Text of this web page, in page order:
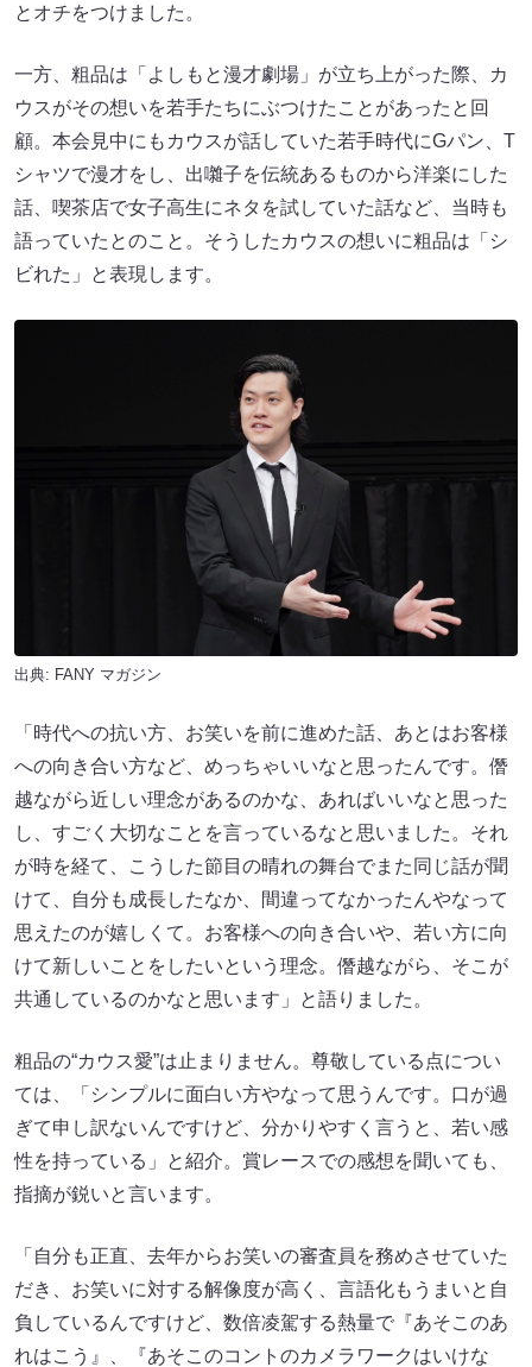
とオチをつけました。
一方、粗品は「よしもと漫才劇場」が立ち上がった際、カ
ウスがその想いを若手たちにぶつけたことがあったと回
顧。本会見中にもカウスが話していた若手時代にGパン、T
シャツで漫才をし、出囃子を伝統あるものから洋楽にした
話、喫茶店で女子高生にネタを試していた話など、当時も
語っていたとのこと。そうしたカウスの想いに粗品は「シ
ビれた」と表現します。
出典: FANY マガジン
「時代への抗い方、お笑いを前に進めた話、あとはお客様
への向き合い方など、めっちゃいいなと思ったんです。僭
越ながら近しい理念があるのかな、あればいいなと思った
し、すごく大切なことを言っているなと思いました。それ
が時を経て、こうした節目の晴れの舞台でまた同じ話が聞
けて、自分も成長したなか、間違ってなかったんやなって
思えたのが嬉しくて。お客様への向き合いや、若い方に向
けて新しいことをしたいという理念。僭越ながら、そこが
共通しているのかなと思います」と語りました。
粗品の“カウス愛”は止まりません。尊敬している点につい
ては、「シンプルに面白い方やなって思うんです。口が過
ぎて申し訳ないんですけど、分かりやすく言うと、若い感
性を持っている」と紹介。賞レースでの感想を聞いても、
指摘が鋭いと言います。
「自分も正直、去年からお笑いの審査員を務めさせていた
だき、お笑いに対する解像度が高く、言語化もうまいと自
負しているんですけど、数倍凌駕する熱量で『あそこのあ
れはこう』、『あそこのコントのカメラワークはいけな